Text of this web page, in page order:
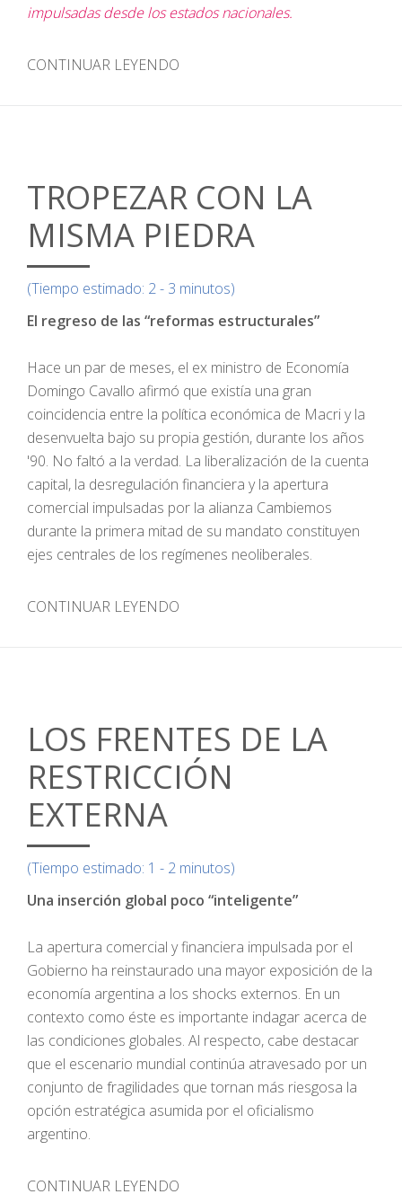
impulsadas desde los estados nacionales.
CONTINUAR LEYENDO
TROPEZAR CON LA
MISMA PIEDRA
(Tiempo estimado: 2 - 3 minutos)
El regreso de las “reformas estructurales”
Hace un par de meses, el ex ministro de Economía
Domingo Cavallo afirmó que existía una gran
coincidencia entre la política económica de Macri y la
desenvuelta bajo su propia gestión, durante los años
'90. No faltó a la verdad. La liberalización de la cuenta
capital, la desregulación financiera y la apertura
comercial impulsadas por la alianza Cambiemos
durante la primera mitad de su mandato constituyen
ejes centrales de los regímenes neoliberales.
CONTINUAR LEYENDO
LOS FRENTES DE LA
RESTRICCIÓN
EXTERNA
(Tiempo estimado: 1 - 2 minutos)
Una inserción global poco “inteligente”
La apertura comercial y financiera impulsada por el
Gobierno ha reinstaurado una mayor exposición de la
economía argentina a los shocks externos. En un
contexto como éste es importante indagar acerca de
las condiciones globales. Al respecto, cabe destacar
que el escenario mundial continúa atravesado por un
conjunto de fragilidades que tornan más riesgosa la
opción estratégica asumida por el oficialismo
argentino.
CONTINUAR LEYENDO